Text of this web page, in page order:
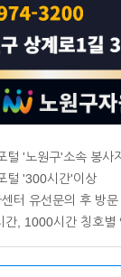
털 '노원구'소속 봉사
털 '300시간'이상
터 유선문의 후 방문
, 1000시간 칭호별